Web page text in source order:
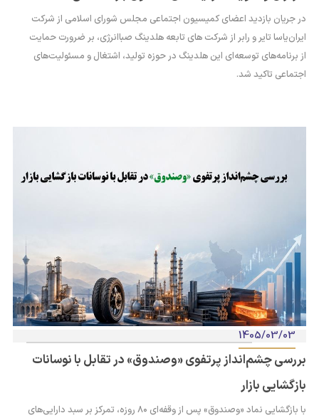
در جریان بازدید اعضای کمیسیون اجتماعی مجلس شورای اسلامی از شرکت
ایران‌یاسا تایر و رابر از شرکت های تابعه هلدینگ صباانرژی، بر ضرورت حمایت
از برنامه‌های توسعه‌ای این هلدینگ در حوزه تولید، اشتغال و مسئولیت‌های
اجتماعی تاکید شد.
1405/03/03
بررسی چشم‌انداز پرتفوی «وصندوق» در تقابل با نوسانات
بازگشایی بازار
با بازگشایی نماد «وصندوق» پس از وقفه‌ای ۸۰ روزه، تمرکز بر سبد دارایی‌های